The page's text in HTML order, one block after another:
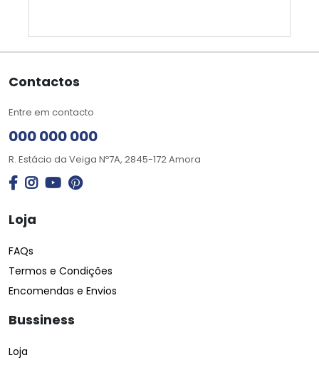
Contactos
Entre em contacto
000 000 000
R. Estácio da Veiga Nº7A, 2845-172 Amora
Loja
FAQs
Termos e Condições
Encomendas e Envios
Bussiness
Loja